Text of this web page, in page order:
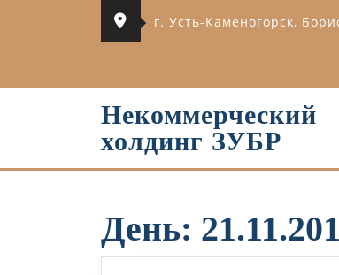
г. Усть-Каменогорск,
Некоммерческий
холдинг ЗУБР
День: